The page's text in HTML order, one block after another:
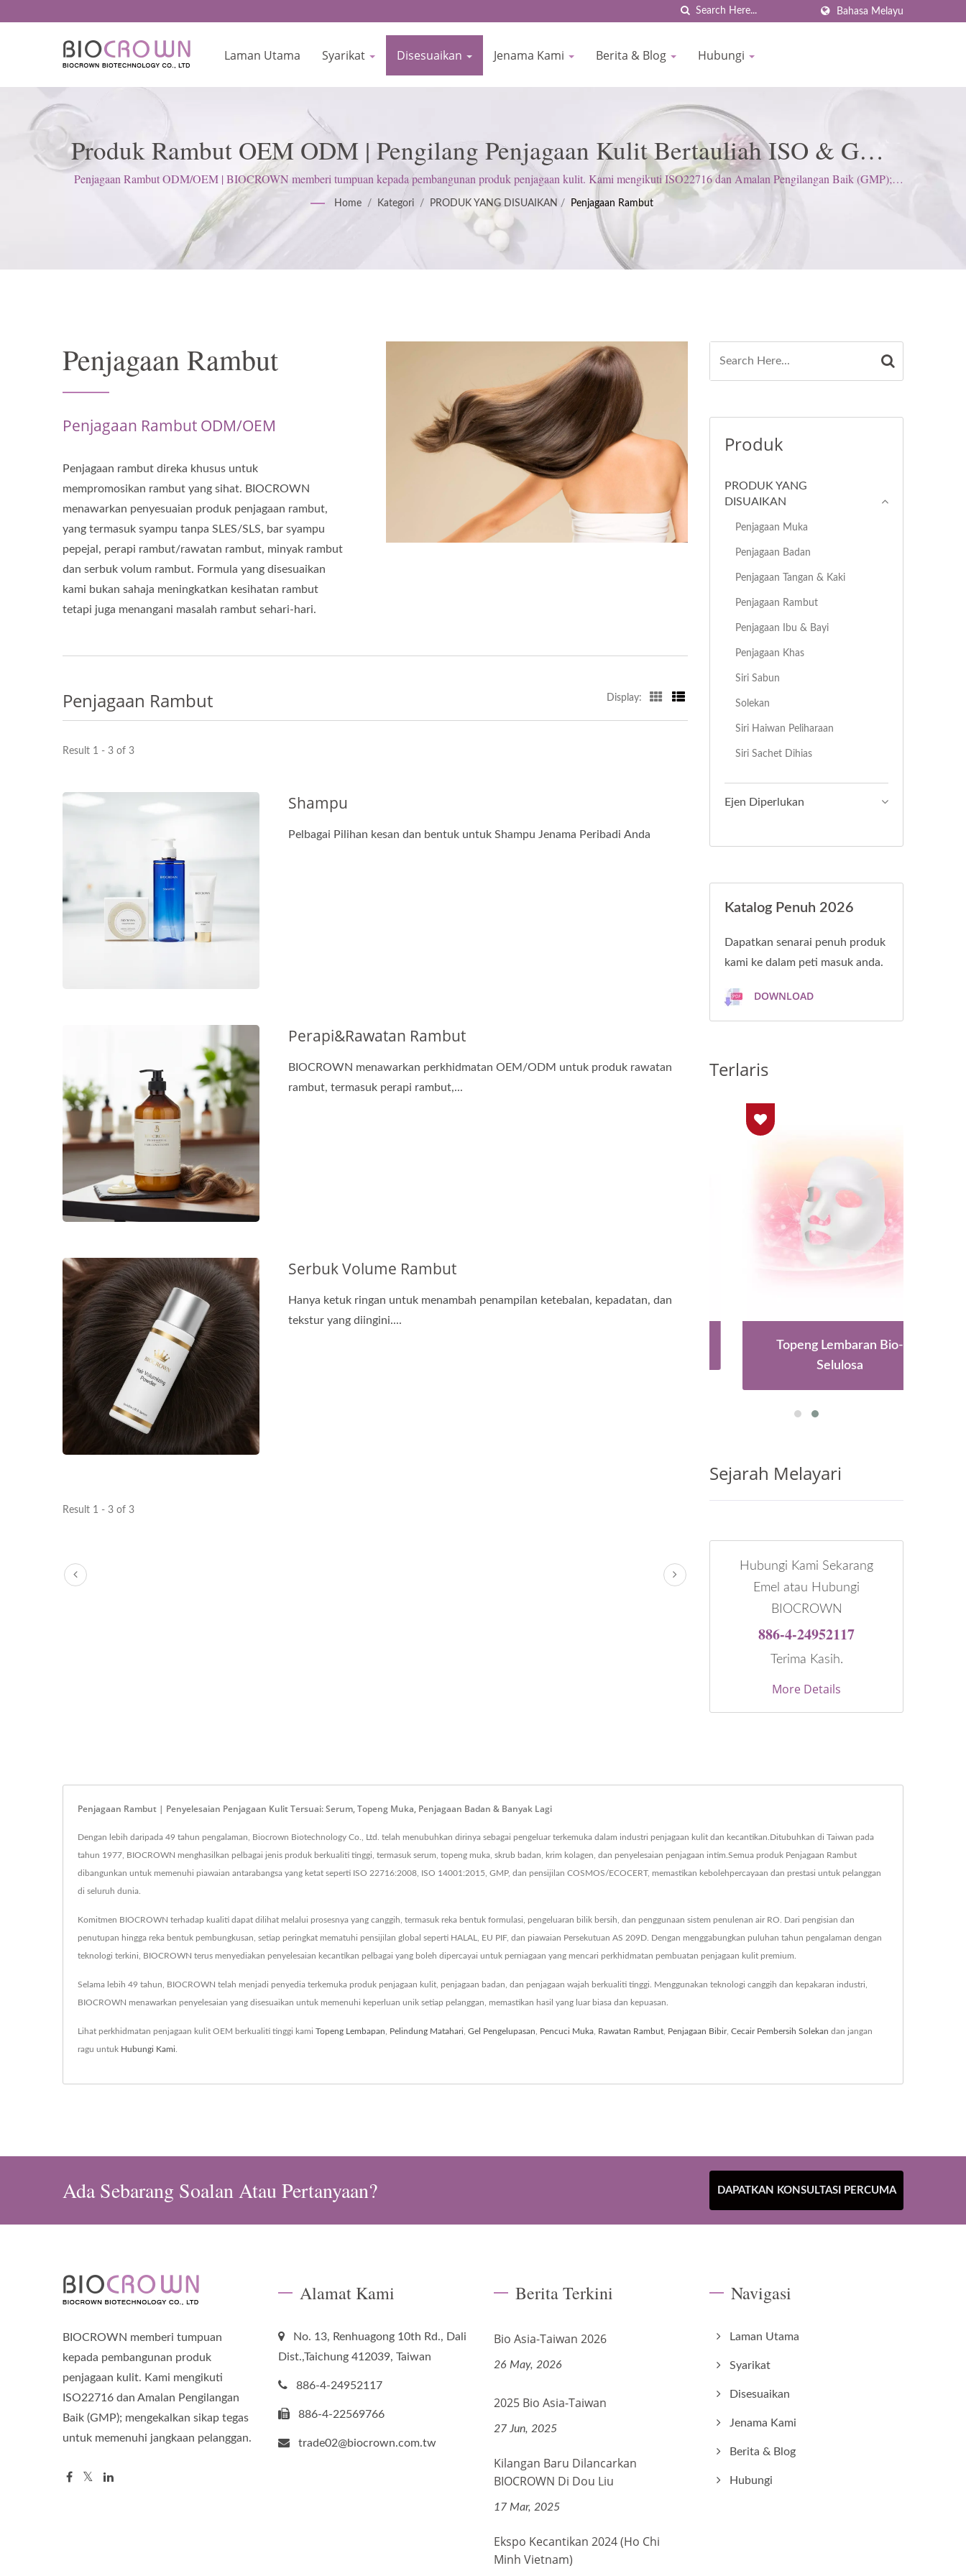
Bahasa Melayu
Laman Utama Syarikat Disesuaikan Jenama Kami Berita & Blog Hubungi
Produk Rambut OEM ODM | Pengilang Penjagaan Kulit Bertauliah ISO & GMP
Sejak 1977 | BIOCROWN
Penjagaan Rambut ODM/OEM | BIOCROWN memberi tumpuan kepada pembangunan produk penjagaan kulit. Kami mengikuti ISO22716 dan Amalan Pengilangan Baik (GMP);
mengekalkan sikap tegas untuk memenuhi jangkaan pelanggan.
Home / Kategori / PRODUK YANG DISUAIKAN / Penjagaan Rambut
Penjagaan Rambut
Penjagaan Rambut ODM/OEM
Penjagaan rambut direka khusus untuk
mempromosikan rambut yang sihat. BIOCROWN
menawarkan penyesuaian produk penjagaan rambut,
yang termasuk syampu tanpa SLES/SLS, bar syampu
pepejal, perapi rambut/rawatan rambut, minyak rambut
dan serbuk volum rambut. Formula yang disesuaikan
kami bukan sahaja meningkatkan kesihatan rambut
tetapi juga menangani masalah rambut sehari-hari.
Penjagaan Rambut Display:
Result 1 - 3 of 3
Shampu
Pelbagai Pilihan kesan dan bentuk untuk Shampu Jenama Peribadi Anda
Perapi&Rawatan Rambut
BIOCROWN menawarkan perkhidmatan OEM/ODM untuk produk rawatan
rambut, termasuk perapi rambut,...
Serbuk Volume Rambut
Hanya ketuk ringan untuk menambah penampilan ketebalan, kepadatan, dan
tekstur yang diingini....
Result 1 - 3 of 3
Produk
PRODUK YANG
DISUAIKAN
Penjagaan Muka
Penjagaan Badan
Penjagaan Tangan & Kaki
Penjagaan Rambut
Penjagaan Ibu & Bayi
Penjagaan Khas
Siri Sabun
Solekan
Siri Haiwan Peliharaan
Siri Sachet Dihias
Ejen Diperlukan
Katalog Penuh 2026
Dapatkan senarai penuh produk
kami ke dalam peti masuk anda.
DOWNLOAD
Terlaris
Kapsul Minyak Pembaharuan
Topeng Lembaran Bio-
Selulosa
Sejarah Melayari
Hubungi Kami Sekarang
Emel atau Hubungi
BIOCROWN
886-4-24952117
Terima Kasih.
More Details
Penjagaan Rambut | Penyelesaian Penjagaan Kulit Tersuai: Serum, Topeng Muka, Penjagaan Badan & Banyak Lagi
Dengan lebih daripada 49 tahun pengalaman, Biocrown Biotechnology Co., Ltd. telah menubuhkan dirinya sebagai pengeluar terkemuka dalam industri penjagaan kulit dan kecantikan.Ditubuhkan di Taiwan pada
tahun 1977, BIOCROWN menghasilkan pelbagai jenis produk berkualiti tinggi, termasuk serum, topeng muka, skrub badan, krim kolagen, dan penyelesaian penjagaan intim.Semua produk Penjagaan Rambut
dibangunkan untuk memenuhi piawaian antarabangsa yang ketat seperti ISO 22716:2008, ISO 14001:2015, GMP, dan pensijilan COSMOS/ECOCERT, memastikan kebolehpercayaan dan prestasi untuk pelanggan
di seluruh dunia.
Komitmen BIOCROWN terhadap kualiti dapat dilihat melalui prosesnya yang canggih, termasuk reka bentuk formulasi, pengeluaran bilik bersih, dan penggunaan sistem penulenan air RO. Dari pengisian dan
penutupan hingga reka bentuk pembungkusan, setiap peringkat mematuhi pensijilan global seperti HALAL, EU PIF, dan piawaian Persekutuan AS 209D. Dengan menggabungkan puluhan tahun pengalaman dengan
teknologi terkini, BIOCROWN terus menyediakan penyelesaian kecantikan pelbagai yang boleh dipercayai untuk perniagaan yang mencari perkhidmatan pembuatan penjagaan kulit premium.
Selama lebih 49 tahun, BIOCROWN telah menjadi penyedia terkemuka produk penjagaan kulit, penjagaan badan, dan penjagaan wajah berkualiti tinggi. Menggunakan teknologi canggih dan kepakaran industri,
BIOCROWN menawarkan penyelesaian yang disesuaikan untuk memenuhi keperluan unik setiap pelanggan, memastikan hasil yang luar biasa dan kepuasan.
Lihat perkhidmatan penjagaan kulit OEM berkualiti tinggi kami Topeng Lembapan Pelindung Matahari Gel Pengelupasan Pencuci Muka Rawatan Rambut Penjagaan Bibir, Cecair Pembersih Solekan dan jangan
ragu untuk Hubungi Kami
Ada Sebarang Soalan Atau Pertanyaan? DAPATKAN KONSULTASI PERCUMA
BIOCROWN memberi tumpuan
kepada pembangunan produk
penjagaan kulit. Kami mengikuti
ISO22716 dan Amalan Pengilangan
Baik (GMP); mengekalkan sikap tegas
untuk memenuhi jangkaan pelanggan.
Alamat Kami
No. 13, Renhuagong 10th Rd., Dali
Dist.,Taichung 412039, Taiwan
886-4-24952117
886-4-22569766
trade02@biocrown.com.tw
Berita Terkini
Bio Asia-Taiwan 2026
26 May, 2026
2025 Bio Asia-Taiwan
27 Jun, 2025
Kilangan Baru Dilancarkan
BIOCROWN Di Dou Liu
17 Mar, 2025
Ekspo Kecantikan 2024 (Ho Chi
Minh Vietnam)
Navigasi
Laman Utama
Syarikat
Disesuaikan
Jenama Kami
Berita & Blog
Hubungi